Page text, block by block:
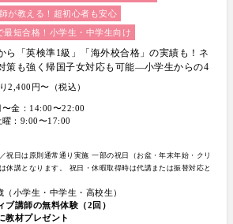
が教える！超初心者も安心
最短合格！小学生・中学生向け
ら「英検準1級」「海外校合格」の実績も！ネ
策も強く帰国子女対応も可能―小学生からの4
for Kids｜ブライトリー』
2,400円〜（税込）
〜金：14:00〜22:00
曜：9:00〜17:00
祝日は原則通常通り実施 一部の祝日（お盆・年末年始・クリ
休講となります。
祝日・休暇取得時は代講または振替対応と
（小学生・中学生・高校生）
ブ講師の無料体験（2回）
教材プレゼント